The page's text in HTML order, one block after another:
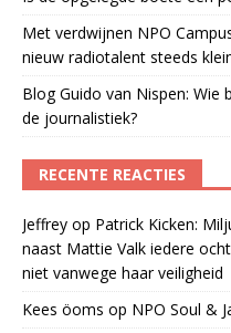
Met verdwijnen NPO
nieuw radiotalent steeds
Blog Guido van Nispen: Wie
de journalistiek?
RECENTE REACTIES
Jeffrey op Patrick Kicken:
naast Mattie Valk iedere
niet vanwege haar veiligheid
Kees öoms op NPO Soul &